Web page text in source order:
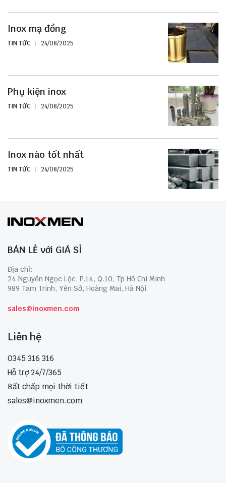
Inox mạ đồng
TIN TỨC 24/08/2025
Phụ kiện inox
TIN TỨC 24/08/2025
Inox nào tốt nhất
TIN TỨC 24/08/2025
BÁN LẺ với GIÁ SỈ
Địa chỉ:
24 Nguyễn Ngọc Lộc, P.14, Q.10, Tp Hồ Chí Minh
989 Tam Trinh, Yên Sở, Hoàng Mai, Hà Nội
sales@inoxmen.com
Liên hệ
0345 316 316
Hỗ trợ 24/7/365
Bất chấp mọi thời tiết
sales@inoxmen.com